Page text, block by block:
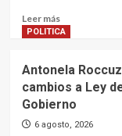
el
viernes
de
agosto
Leer másRead
more
Brown
profundiza
los
operativos
POLITICA
Antonela
cambios a Ley
Gobierno
6 agosto, 2026